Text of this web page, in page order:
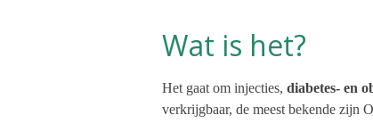
Wat is het?
Het gaat om injecties, diabetes- en
verkrijgbaar, de meest bekende zijn